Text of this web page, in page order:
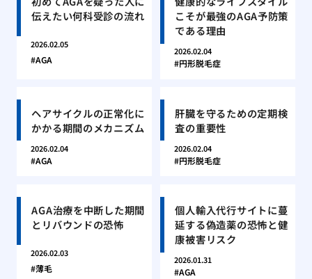
伝えたい何科受診の流れ
2026.02.05
AGA
こそが最強のAGA予防策
である理由
2026.02.04
円形脱毛症
ヘアサイクルの正常化に
かかる期間のメカニズム
2026.02.04
AGA
肝臓を守るための定期検
査の重要性
2026.02.04
円形脱毛症
AGA治療を中断した期間
とリバウンドの恐怖
2026.02.03
薄毛
個人輸入代行サイトに蔓
延する偽造薬の恐怖と健
康被害リスク
2026.01.31
AGA